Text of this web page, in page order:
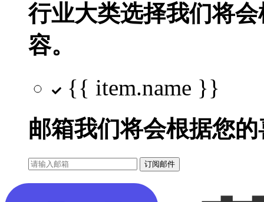
行业大类选择我们将
容。
{{ item.name }}
邮箱我们将会根据您
订阅邮件